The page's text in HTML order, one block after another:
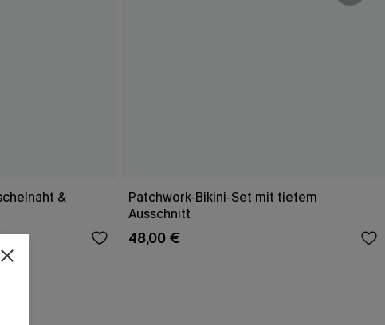
&
Patchwork-Bikini-Set mit tiefem
Ausschnitt
48,00 €